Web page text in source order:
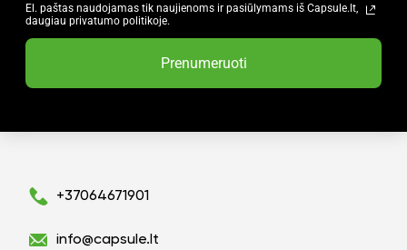
El. paštas naudojamas tik naujienoms ir pasiūlymams iš Capsule.lt,
daugiau privatumo politikoje.
Prenumeruoti
+37064671901
info@capsule.lt